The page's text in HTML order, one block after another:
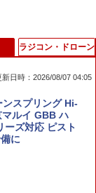
・コア』 ロー
ギル ノブリ
】 (プラモ
ーあひるちゃん{
生日 }{ 子ども
幼稚園 景品 イ
人気 ]【色柄
新日時：2026/08/07 04:05
スプリング Hi-
ルイ GBB ハ
ーズ対応 ピスト
に
ラジコン・ドローン